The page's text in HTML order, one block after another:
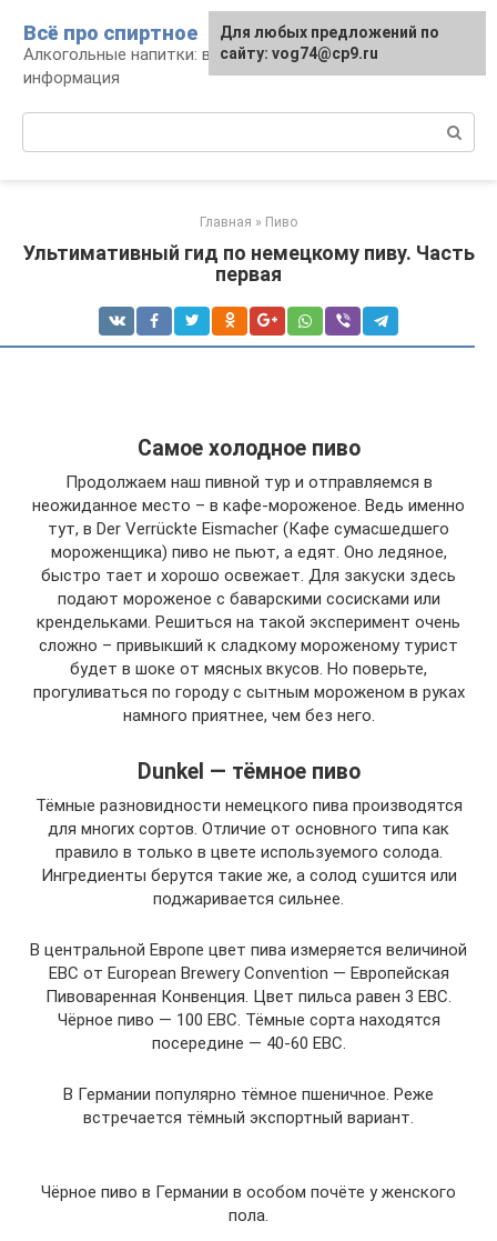
контенту
Всё про спиртное
Алкогольные напитки: виды, рецепты,
информация
Главная » Пиво
Ультимативный гид по немецкому пиву. Часть
первая
Самое холодное пиво
Продолжаем наш пивной тур и отправляемся в
неожиданное место – в кафе-мороженое. Ведь именно
тут, в Der Verrückte Eismacher (Кафе сумасшедшего
мороженщика) пиво не пьют, а едят. Оно ледяное,
быстро тает и хорошо освежает. Для закуски здесь
подают мороженое с баварскими сосисками или
крендельками. Решиться на такой эксперимент очень
сложно – привыкший к сладкому мороженому турист
будет в шоке от мясных вкусов. Но поверьте,
прогуливаться по городу с сытным мороженом в руках
намного приятнее, чем без него.
Dunkel — тёмное пиво
Тёмные разновидности немецкого пива производятся
для многих сортов. Отличие от основного типа как
правило в только в цвете используемого солода.
Ингредиенты берутся такие же, а солод сушится или
поджаривается сильнее.
В центральной Европе цвет пива измеряется величиной
EBC от European Brewery Convention — Европейская
Пивоваренная Конвенция. Цвет пильса равен 3 EBC.
Чёрное пиво — 100 EBC. Тёмные сорта находятся
посередине — 40-60 EBC.
В Германии популярно тёмное пшеничное. Реже
встречается тёмный экспортный вариант.
Чёрное пиво в Германии в особом почёте у женского
пола.
Для любых предложений по
сайту: vog74@cp9.ru